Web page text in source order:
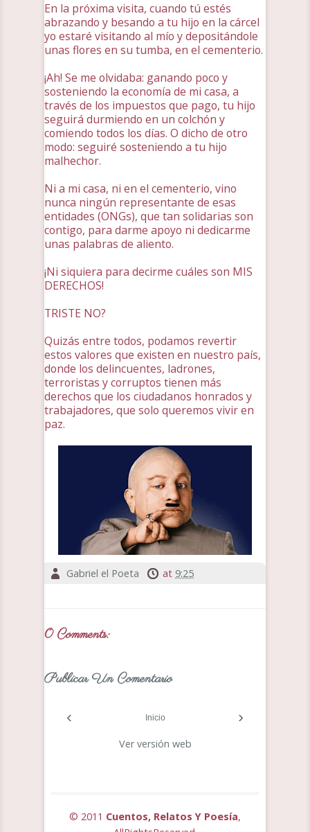
En la próxima visita, cuando tú estés
abrazando y besando a tu hijo en la cárcel
yo estaré visitando al mío y depositándole
unas flores en su tumba, en el cementerio.
¡Ah! Se me olvidaba: ganando poco y
sosteniendo la economía de mi casa, a
través de los impuestos que pago, tu hijo
seguirá durmiendo en un colchón y
comiendo todos los días. O dicho de otro
modo: seguiré sosteniendo a tu hijo
malhechor.
Ni a mi casa, ni en el cementerio, vino
nunca ningún representante de esas
entidades (ONGs), que tan solidarias son
contigo, para darme apoyo ni dedicarme
unas palabras de aliento.
¡Ni siquiera para decirme cuáles son MIS
DERECHOS!
TRISTE NO?
Quizás entre todos, podamos revertir
estos valores que existen en nuestro país,
donde los delincuentes, ladrones,
terroristas y corruptos tienen más
derechos que los ciudadanos honrados y
trabajadores, que solo queremos vivir en
paz.
Gabriel el Poeta at 9:25
0 Comments:
Publicar Un Comentario
‹ ›
Inicio
Ver versión web
© 2011 Cuentos, Relatos Y Poesía,